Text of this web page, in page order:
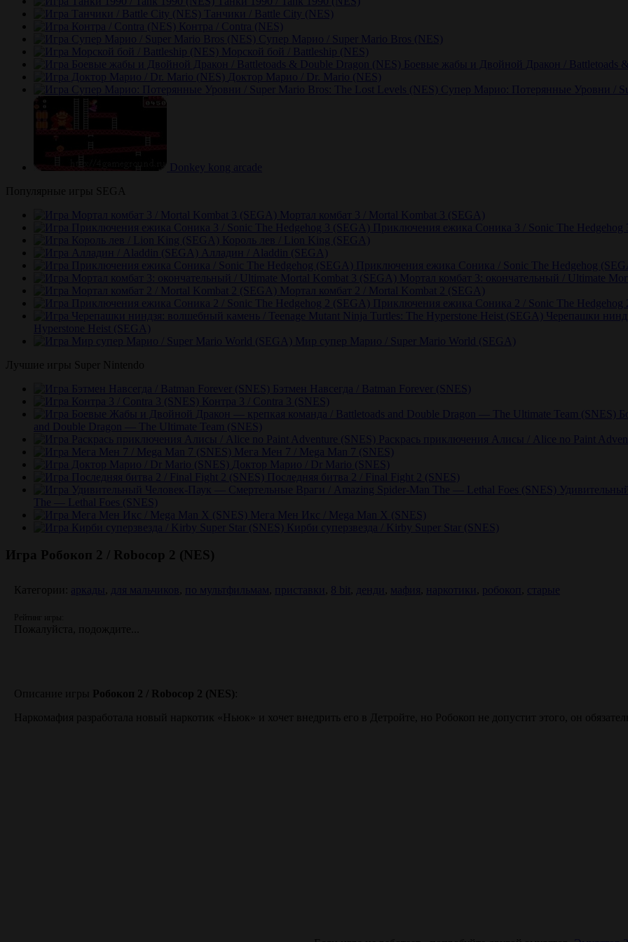
Танчики / Battle City (NES)
Контра / Contra (NES)
Супер Марио / Super Mario Bros (NES)
Морской бой / Battleship (NES)
Боевые жабы и Двойной Дракон / Battletoads
Доктор Марио / Dr. Mario (NES)
Супер Марио: Потерянные Уровни /
Donkey kong arcade
Популярные игры SEGA
Мортал комбат 3 / Mortal Kombat 3 (SEGA)
Приключения ежика Соника 3 / Sonic The Hedgehog
Король лев / Lion King (SEGA)
Алладин / Aladdin (SEGA)
Приключения ежика Соника / Sonic The Hedgehog
Мортал комбат 3: окончательный / Ultimate
Мортал комбат 2 / Mortal Kombat 2 (SEGA)
Приключения ежика Соника 2 / Sonic The Hedgehog
Черепашки
Hyperstone Heist (SEGA)
Мир супер Марио / Super Mario World (SEGA)
Лучшие игры Super Nintendo
Бэтмен Навсегда / Batman Forever (SNES)
Контра 3 / Contra 3 (SNES)
and Double Dragon — The Ultimate Team (SNES)
Раскрась приключения Алисы / Alice no Paint
Мега Мен 7 / Mega Man 7 (SNES)
Доктор Марио / Dr Mario (SNES)
Последняя битва 2 / Final Fight 2 (SNES)
The — Lethal Foes (SNES)
Мега Мен Икс / Mega Man X (SNES)
Кирби суперзвезда / Kirby Super Star (SNES)
Игра Робокоп 2 / Robocop 2 (NES)
Категории: аркады , для мальчиков, по мультфильмам , приставки , 8 bit, денди , мафия, наркотики , робокоп , старые
Рейтинг игры:
Пожалуйста, подождите...
Описание игры Робокоп 2 / Robocop 2 (NES)
Наркомафия разработала новый наркотик «Ньюк» и хочет внедрить его в Детройте, но Робокоп не допустит этого, он